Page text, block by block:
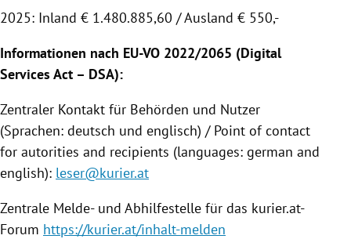
2025: Inland € 1.480.885,60 / Ausland € 550,-
Informationen nach EU-VO 2022/2065 (Digital
Services Act – DSA):
Zentraler Kontakt für Behörden und Nutzer
(Sprachen: deutsch und englisch) / Point of contact
for autorities and recipients (languages: german and
english): leser@kurier.at
Zentrale Melde- und Abhilfestelle für das kurier.at-
Forum https://kurier.at/inhalt-melden